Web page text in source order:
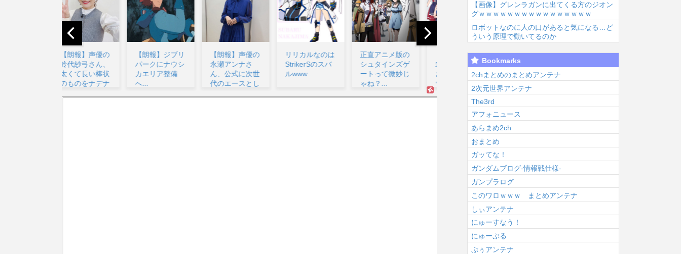
【朗報】声優の
永瀬アンナさ
ん、公式に次世
リリカルなのは
StrikerSのスバ
ルwww...
正直アニメ版の
シュタインズゲ
ートって微妙じ
【画像】園田海
未さん、哀れす
ぎるwww【ラブ
ライブ！】...
【追放された転
生重騎士】やっ
ぱヒロインが出
てくると嬉し
佐倉綾音さん
クハラされてキ
ャーって態度だ
と性的...
ヤニねこ・みぃ
ん「結婚してく
ださ...
【朗報】ジブリ
パークにナウシ
カエリア整備
へ...
【画像】グレンラガンに出てくる方のジオン
グｗｗｗｗｗｗｗｗｗｗｗｗｗｗｗｗ
ロボットなのに人の口があると気になる…ど
ういう原理で動いてるのか
Bookmarks
2chまとめのまとめアンテナ
2次元世界アンテナ
The3rd
アフォニュース
あらまめ2ch
おまとめ
ガッてな！
ガンダムブログ-情報戦仕様-
ガンプラログ
このワロｗｗｗ まとめアンテナ
しぃアンテナ
にゅーすなう！
にゅーぷる
ぷぅアンテナ